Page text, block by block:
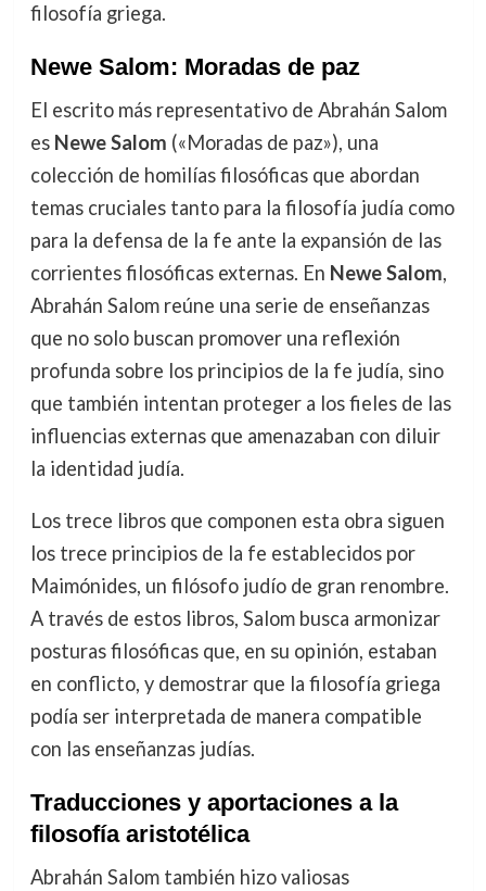
filosofía griega.
Newe Salom: Moradas de paz
El escrito más representativo de Abrahán Salom
es Newe Salom («Moradas de paz»), una
colección de homilías filosóficas que abordan
temas cruciales tanto para la filosofía judía como
para la defensa de la fe ante la expansión de las
corrientes filosóficas externas. En Newe Salom,
Abrahán Salom reúne una serie de enseñanzas
que no solo buscan promover una reflexión
profunda sobre los principios de la fe judía, sino
que también intentan proteger a los fieles de las
influencias externas que amenazaban con diluir
la identidad judía.
Los trece libros que componen esta obra siguen
los trece principios de la fe establecidos por
Maimónides, un filósofo judío de gran renombre.
A través de estos libros, Salom busca armonizar
posturas filosóficas que, en su opinión, estaban
en conflicto, y demostrar que la filosofía griega
podía ser interpretada de manera compatible
con las enseñanzas judías.
Traducciones y aportaciones a la
filosofía aristotélica
Abrahán Salom también hizo valiosas